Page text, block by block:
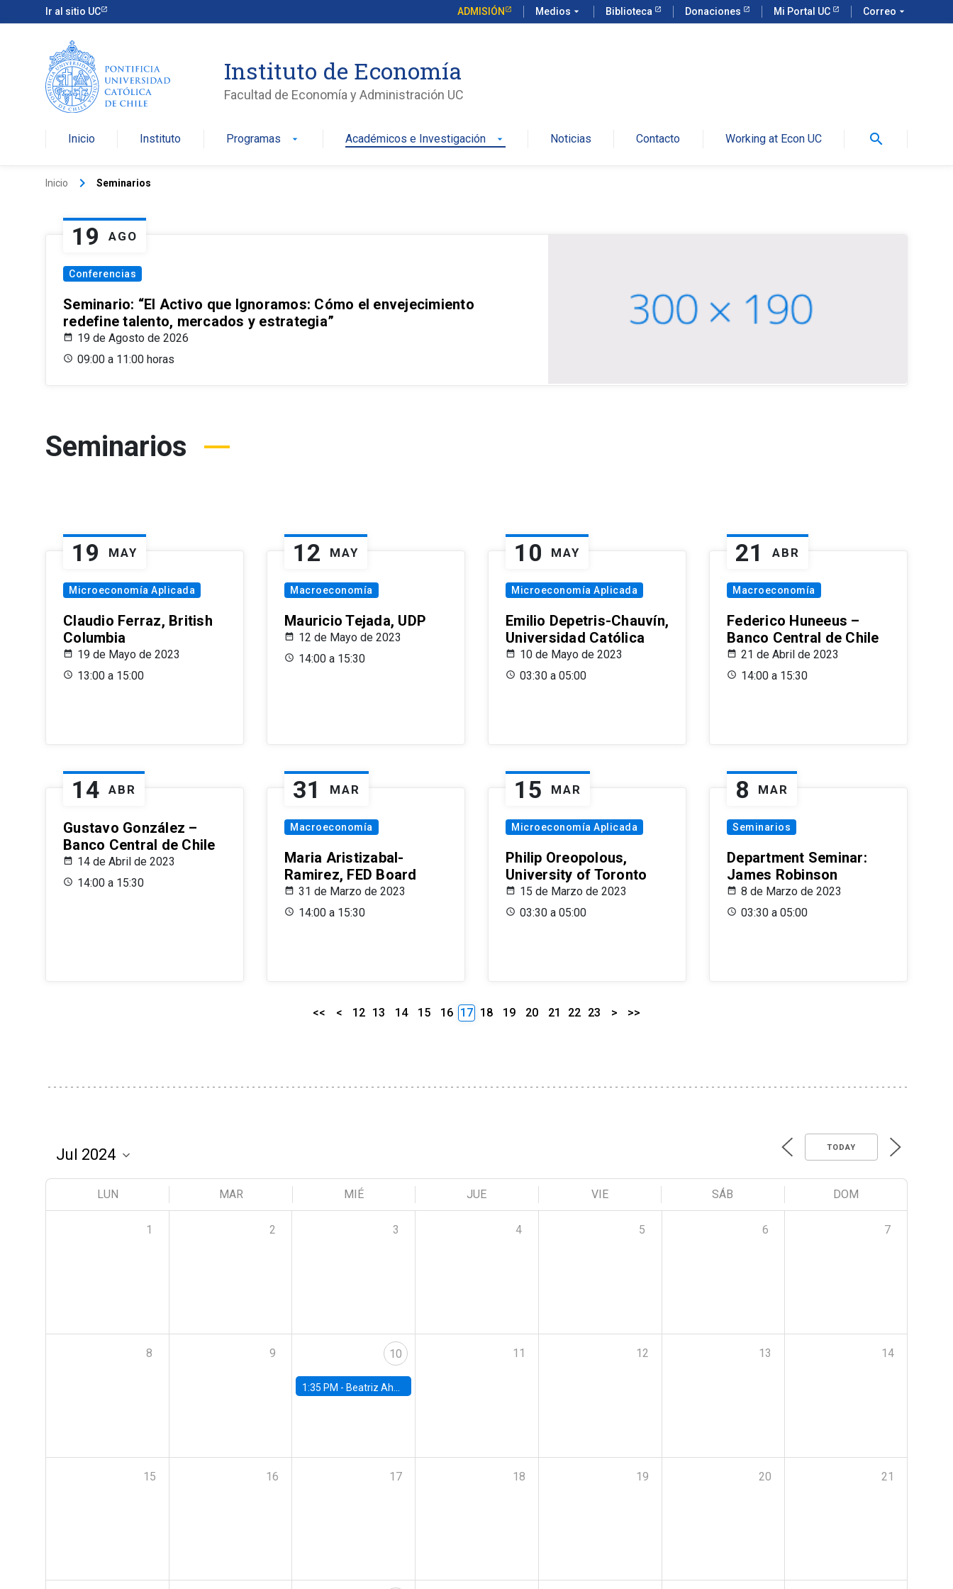
Ir al sitio UC ADMISIÓN Medios arrow_drop_down Biblioteca Donaciones Mi Portal UC Correo arrow_drop_down
Instituto de Economía
Facultad de Economía y Administración UC
Inicio Instituto Programas arrow_drop_down Académicos e Investigación arrow_drop_down Noticias Contacto Working at Econ UC search
Inicio keyboard_arrow_right Seminarios
19 AGO
Conferencias
Seminario: “El Activo que Ignoramos: Cómo el envejecimiento
redefine talento, mercados y estrategia”
19 de Agosto de 2026
09:00 a 11:00 horas
Seminarios
19 MAY
Microeconomía Aplicada
Claudio Ferraz, British
Columbia
19 de Mayo de 2023
13:00 a 15:00
12 MAY
Macroeconomía
Mauricio Tejada, UDP
12 de Mayo de 2023
14:00 a 15:30
10 MAY
Microeconomía Aplicada
Emilio Depetris-Chauvín,
Universidad Católica
10 de Mayo de 2023
03:30 a 05:00
21 ABR
Macroeconomía
Federico Huneeus –
Banco Central de Chile
21 de Abril de 2023
14:00 a 15:30
14 ABR
Gustavo González –
Banco Central de Chile
14 de Abril de 2023
14:00 a 15:30
31 MAR
Macroeconomía
Maria Aristizabal-
Ramirez, FED Board
31 de Marzo de 2023
14:00 a 15:30
15 MAR
Microeconomía Aplicada
Philip Oreopolous,
University of Toronto
15 de Marzo de 2023
03:30 a 05:00
8 MAR
Seminarios
Department Seminar:
James Robinson
8 de Marzo de 2023
03:30 a 05:00
<< < 12 13 14 15 16 17 18 19 20 21 22 23 > >>
TODAY
LUN MAR MIÉ JUE VIE SÁB DOM
1 2 3 4 5 6 7
8 9 10
1:35 PM - Beatriz Ahumada, PhD candidate, Universidad de Pittsburgh
11 12 13 14
15 16 17 18 19 20 21